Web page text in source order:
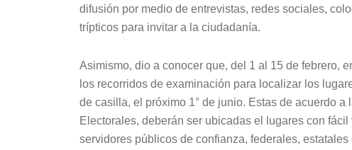
difusión por medio de entrevistas, redes sociales,
trípticos para invitar a la ciudadanía.
Asimismo, dio a conocer que, del 1 al 15 de febrero,
los recorridos de examinación para localizar los
de casilla, el próximo 1° de junio. Estas de acuerdo
Electorales, deberán ser ubicadas el lugares con
servidores públicos de confianza, federales,